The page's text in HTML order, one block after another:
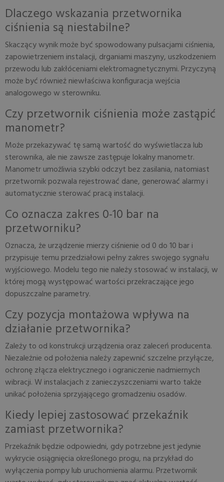
Dlaczego wskazania przetwornika
ciśnienia są niestabilne?
Skaczący wynik może być spowodowany pulsacjami ciśnienia,
zapowietrzeniem instalacji, drganiami maszyny, uszkodzeniem
przewodu lub zakłóceniami elektromagnetycznymi. Przyczyną
może być również niewłaściwa konfiguracja wejścia
analogowego w sterowniku.
Czy przetwornik ciśnienia może zastąpić
manometr?
Może przekazywać tę samą wartość do wyświetlacza lub
sterownika, ale nie zawsze zastępuje lokalny manometr.
Manometr umożliwia szybki odczyt bez zasilania, natomiast
przetwornik pozwala rejestrować dane, generować alarmy i
automatycznie sterować pracą instalacji.
Co oznacza zakres 0-10 bar na
przetworniku?
Oznacza, że urządzenie mierzy ciśnienie od 0 do 10 bar i
przypisuje temu przedziałowi pełny zakres swojego sygnału
wyjściowego. Modelu tego nie należy stosować w instalacji, w
której mogą występować wartości przekraczające jego
dopuszczalne parametry.
Czy pozycja montażowa wpływa na
działanie przetwornika?
Zależy to od konstrukcji urządzenia oraz zaleceń producenta.
Niezależnie od położenia należy zapewnić szczelne przyłącze,
ochronę złącza elektrycznego i ograniczenie nadmiernych
wibracji. W instalacjach z zanieczyszczeniami warto także
unikać położenia sprzyjającego gromadzeniu osadów.
Kiedy lepiej zastosować przekaźnik
zamiast przetwornika?
Przekaźnik będzie odpowiedni, gdy potrzebne jest jedynie
wykrycie osiągnięcia określonego progu, na przykład do
wyłączenia pompy lub uruchomienia alarmu. Przetwornik